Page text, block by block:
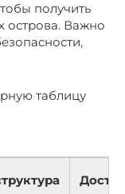
получить
острова. Важно
таблицу